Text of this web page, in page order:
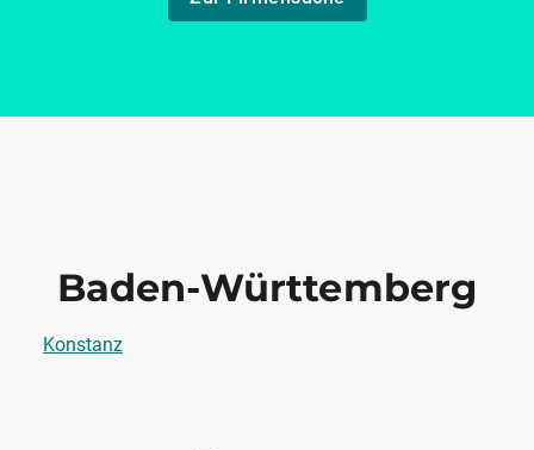
Baden-Württemberg
Konstanz